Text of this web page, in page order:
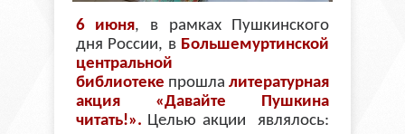
6 июня, в рамках Пушкинского
дня России, в Большемуртинской
центральной
библиотеке прошлалитературная
акция «Давайте Пушкина
читать!». Целью акции являлось: